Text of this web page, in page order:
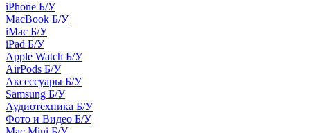
iPhone Б/У
MacBook Б/У
iMac Б/У
iPad Б/У
Apple Watch Б/У
AirPods Б/У
Аксессуары Б/У
Samsung Б/У
Аудиотехника Б/У
Фото и Видео Б/У